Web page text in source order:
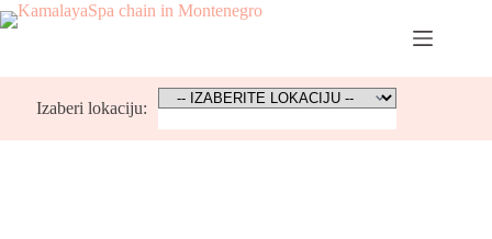
Skip
to
Izaberi lokaciju: